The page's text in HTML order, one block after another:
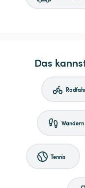
Das
Wandern
Tennis